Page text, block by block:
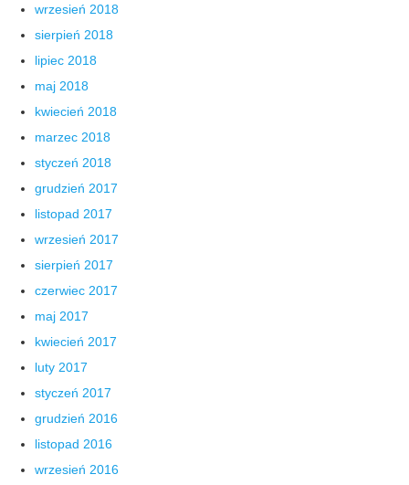
wrzesień 2018
sierpień 2018
lipiec 2018
maj 2018
kwiecień 2018
marzec 2018
styczeń 2018
grudzień 2017
listopad 2017
wrzesień 2017
sierpień 2017
czerwiec 2017
maj 2017
kwiecień 2017
luty 2017
styczeń 2017
grudzień 2016
listopad 2016
wrzesień 2016